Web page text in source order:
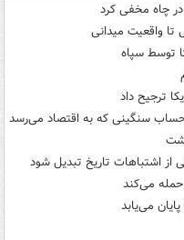
چاه مخفی کرد
واقعیت میدانی
توسط سپاه
ترجیح داد
سنگینی که به اقتصاد می‌رسد
اشتباهات تاریخ تبدیل شود
می‌یابد